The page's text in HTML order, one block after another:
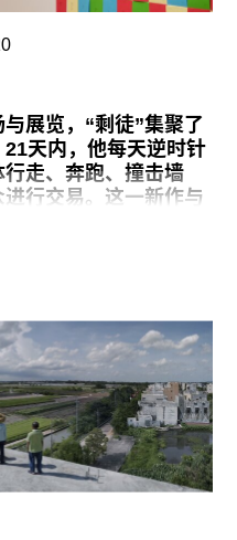
展览，“剩徒”集聚了
天内，他每天逆时针
走、奔跑、撞击墙
行交易。这一新作与
于其早年青海支教时
目中。相对于观念阐
，通过明快、可读且可
扩展成为结构清晰的
与民主。展览在北京
绘画是一个三位一体